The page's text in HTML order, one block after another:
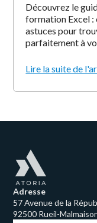
Découvrez le
formation Excel :
astuces pour
parfaitement à
Lire la suite de
Adresse
57 Avenue de la
92500 Rueil-